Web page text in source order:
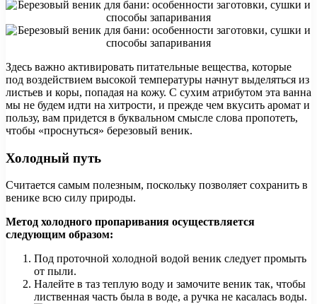
Здесь важно активировать питательные вещества, которые
под воздействием высокой температуры начнут выделяться из
листьев и коры, попадая на кожу. С сухим атрибутом эта ванна
мы не будем идти на хитрости, и прежде чем вкусить аромат и
пользу, вам придется в буквальном смысле слова пропотеть,
чтобы «проснуться» березовый веник.
Холодный путь
Считается самым полезным, поскольку позволяет сохранить в
венике всю силу природы.
Метод холодного пропаривания осуществляется
следующим образом:
Под проточной холодной водой веник следует промыть
от пыли.
Налейте в таз теплую воду и замочите веник так, чтобы
лиственная часть была в воде, а ручка не касалась воды.